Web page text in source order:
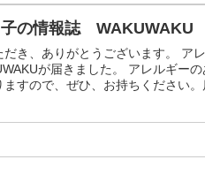
子の情報誌 WAKUWAKU
だき、ありがとうございます。 ア
が届きました。 アレルギー
すので、ぜひ、お持ちください。